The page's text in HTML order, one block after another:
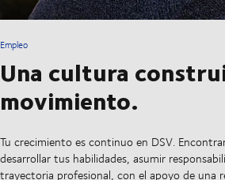
Empleo
Una cultura
movimiento.
Tu crecimiento es continuo en DSV.
desarrollar tus habilidades, asumir
trayectoria profesional, con el apoyo de una